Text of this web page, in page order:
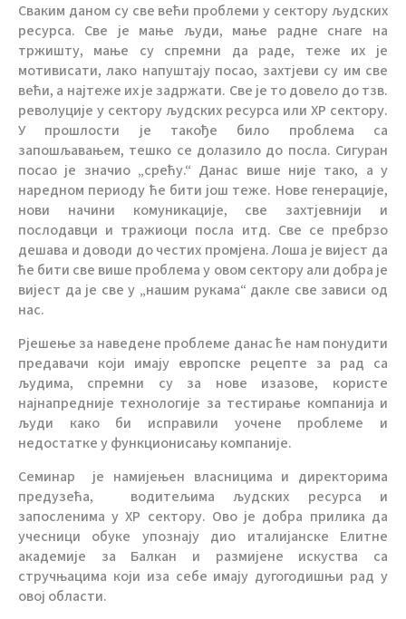
Сваким даном су све већи проблеми у сектору људских
ресурса. Све је мање људи, мање радне снаге на
тржишту, мање су спремни да раде, теже их је
мотивисати, лако напуштају посао, захтјеви су им све
већи, а најтеже их је задржати. Све је то довело до тзв.
револуције у сектору људских ресурса или ХР сектору.
У прошлости је такође било проблема са
запошљавањем, тешко се долазило до посла. Сигуран
посао је значио „срећу.“ Данас више није тако, а у
наредном периоду ће бити још теже. Нове генерације,
нови начини комуникације, све захтјевнији и
послодавци и тражиоци посла итд. Све се пребрзо
дешава и доводи до честих промјена. Лоша је вијест да
ће бити све више проблема у овом сектору али добра је
вијест да је све у „нашим рукама“ дакле све зависи од
нас.
Рјешење за наведене проблеме данас ће нам понудити
предавачи који имају европске рецепте за рад са
људима, спремни су за нове изазове, користе
најнапредније технологије за тестирање компанија и
људи како би исправили уочене проблеме и
недостатке у функционисању компаније.
Семинар је намијењен власницима и директорима
предузећа, водитељима људских ресурса и
запосленима у ХР сектору. Ово је добра прилика да
учесници обуке упознају дио италијанске Елитне
академије за Балкан и размијене искуства са
стручњацима који иза себе имају дугогодишњи рад у
овој области.